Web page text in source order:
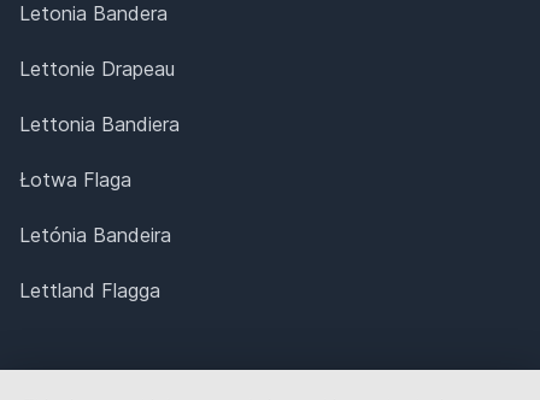
Letonia Bandera
Lettonie Drapeau
Lettonia Bandiera
Łotwa Flaga
Letónia Bandeira
Lettland Flagga